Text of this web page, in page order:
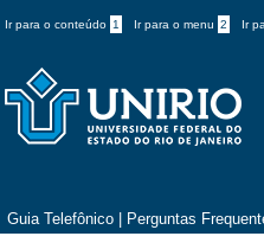
Ir para o conteúdo 1 Ir para o menu 2 Ir
Guia Telefônico Perguntas